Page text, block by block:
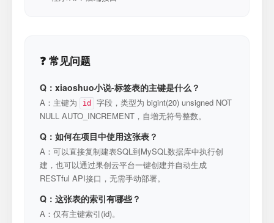
❓ 常见问题
Q：xiaoshuo小说-标签表的主键是什么？
A：主键为 id
字段，类型为 bigint(20) unsigned NOT
NULL AUTO_INCREMENT，自增无符号整数。
Q：如何在项目中使用这张表？
A：可以直接复制建表SQL到MySQL数据库中执行创
建，也可以通过果创云平台一键创建并自动生成
RESTful API接口，无需手动部署。
Q：这张表的索引有哪些？
A：仅有主键索引(id)。